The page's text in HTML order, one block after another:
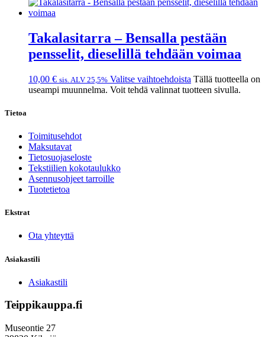
Takalasitarra – Bensalla pestään
pensselit, dieselillä tehdään voimaa
10,00 € sis. ALV 25,5% Valitse vaihtoehdoista Tällä tuotteella on
useampi muunnelma. Voit tehdä valinnat tuotteen sivulla.
Tietoa
Toimitusehdot
Maksutavat
Tietosuojaseloste
Tekstiilien kokotaulukko
Asennusohjeet tarroille
Tuotetietoa
Ekstrat
Ota yhteyttä
Asiakastili
Asiakastili
Teippikauppa.fi
Museontie 27